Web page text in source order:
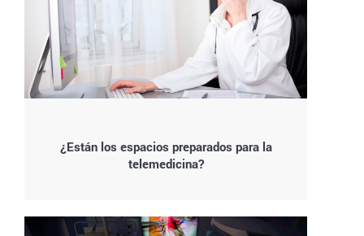
¿Están los espacios preparados para la
telemedicina?